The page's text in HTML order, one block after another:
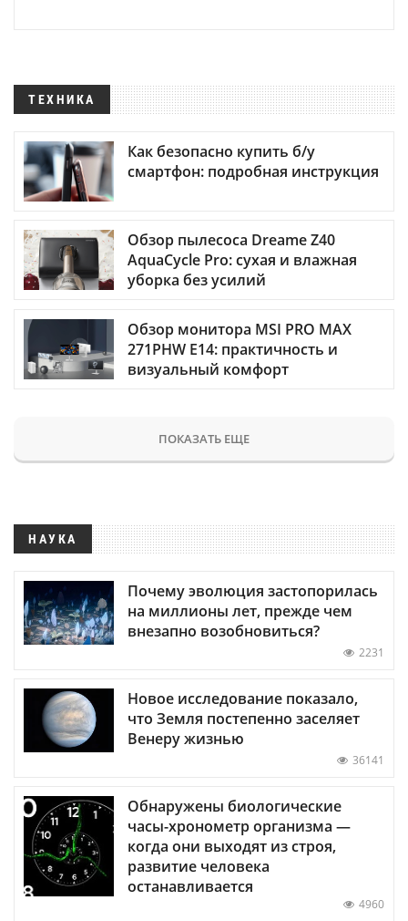
ТЕХНИКА
Как безопасно купить б/у
смартфон: подробная инструкция
Обзор пылесоса Dreame Z40
AquaCycle Pro: сухая и влажная
уборка без усилий
Обзор монитора MSI PRO MAX
271PHW E14: практичность и
визуальный комфорт
ПОКАЗАТЬ ЕЩЕ
НАУКА
Почему эволюция застопорилась
на миллионы лет, прежде чем
внезапно возобновиться?
2231
Новое исследование показало,
что Земля постепенно заселяет
Венеру жизнью
36141
Обнаружены биологические
часы-хронометр организма —
когда они выходят из строя,
развитие человека
останавливается
4960